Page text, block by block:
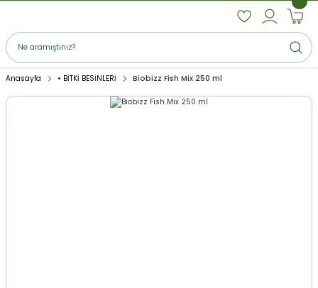
Anasayfa • BİTKİ BESİNLERİ Biobizz Fish Mix 250 ml